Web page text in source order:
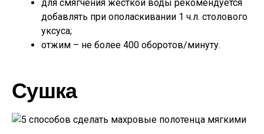
для смягчения жесткой воды рекомендуется
добавлять при ополаскивании 1 ч.л. столового
уксуса;
отжим – не более 400 оборотов/минуту.
Сушка